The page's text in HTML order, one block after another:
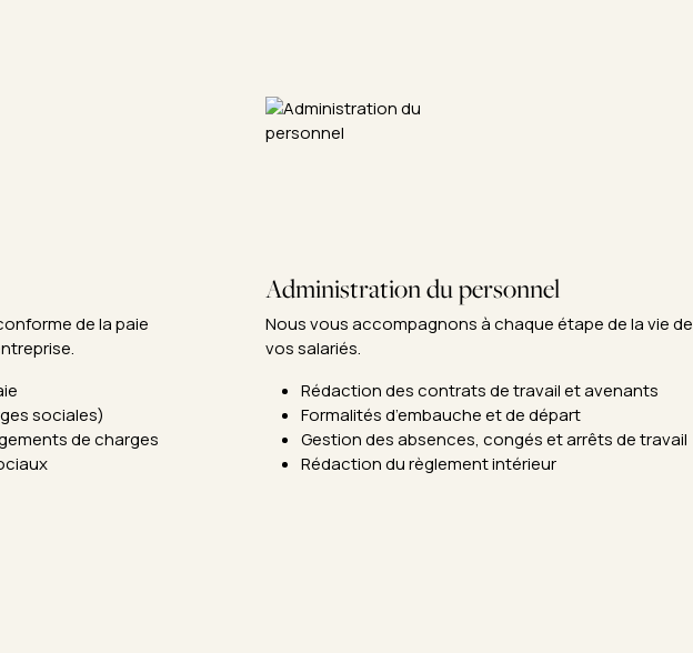
de la paie
sociales)
de charges
Administration du personnel
Nous vous accompagnons à chaque étape de la vie de
vos salariés.
Rédaction des contrats de travail et avenants
Formalités d’embauche et de départ
Gestion des absences, congés et arrêts de travail
Rédaction du règlement intérieur